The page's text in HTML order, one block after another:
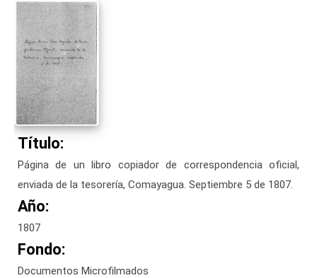
Título:
Página de un libro copiador de correspondencia oficial,
enviada de la tesorería, Comayagua. Septiembre 5 de 1807.
Año:
1807
Fondo:
Documentos Microfilmados